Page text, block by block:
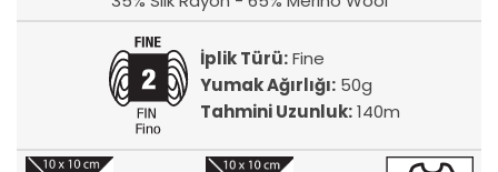
İplik Türü:Fine
Yumak Ağırlığı: 50g
Tahmini Uzunluk:140m